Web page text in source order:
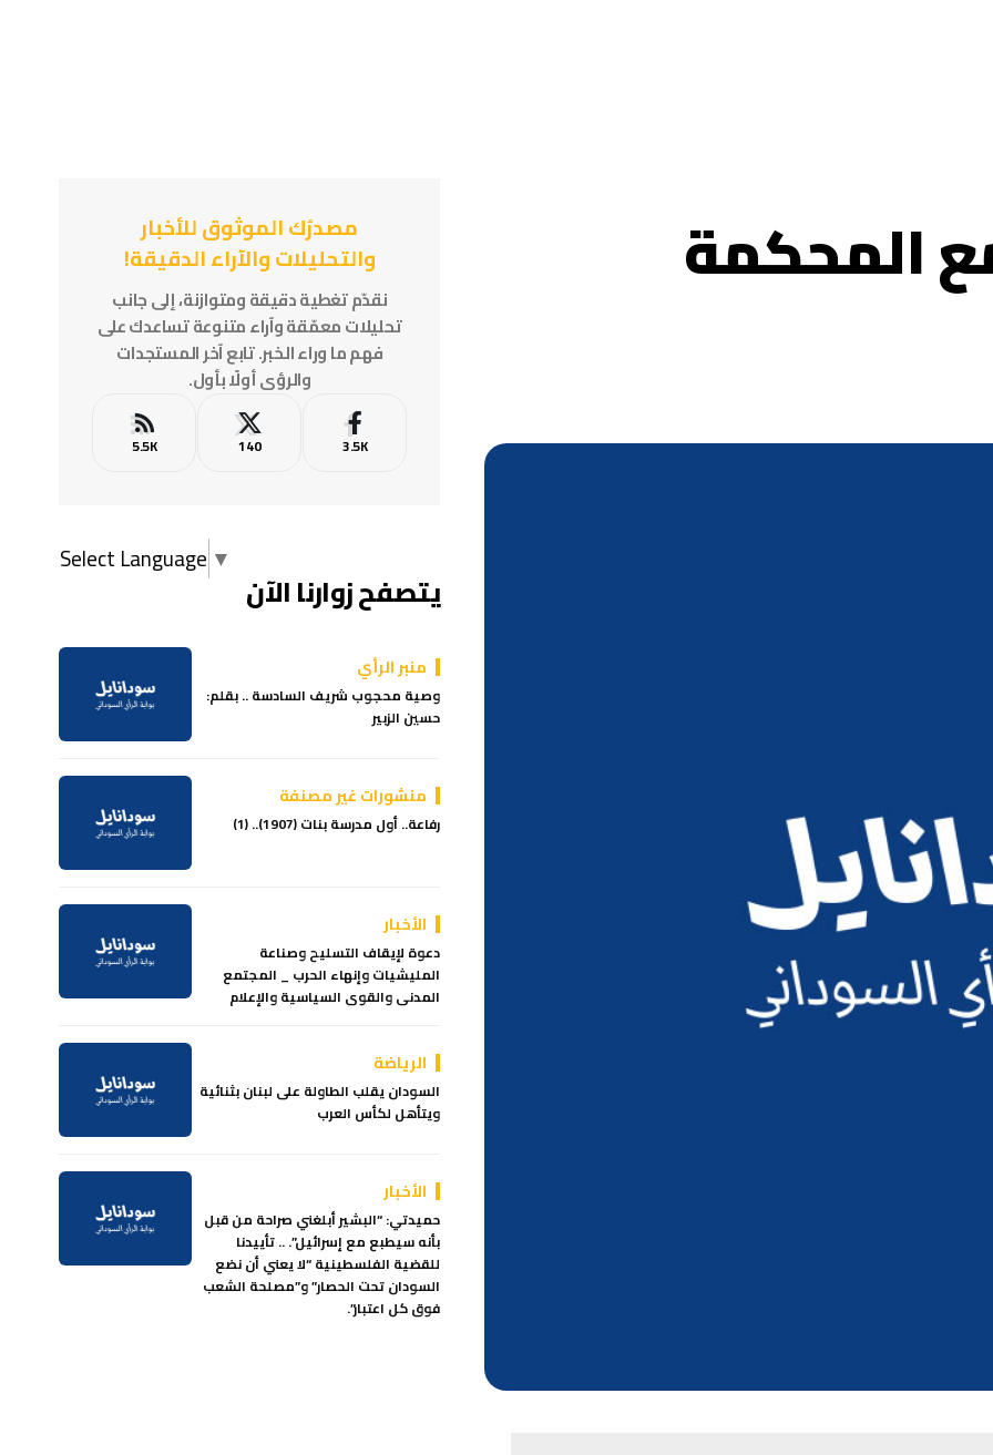
المحكمة مصدرُك الموثوق للأخبار
والتحليلات والآراء الدقيقة!
نقدّم تغطية دقيقة ومتوازنة، إلى جانب
تحليلات معمّقة وآراء متنوعة تساعدك على
فهم ما وراء الخبر. تابع آخر المستجدات
والرؤى أولًا بأول.
3.5K
140
5.5K
Select Language ▼
يتصفح زوارنا الآن
منبر الرأي
وصية محجوب شريف السادسة .. بقلم:
حسين الزبير
منشورات غير مصنفة
رفاعة.. أول مدرسة بنات (1907).. (1)
الأخبار
دعوة لإيقاف التسليح وصناعة
المليشيات وإنهاء الحرب _ المجتمع
المدنى والقوى السياسية والإعلام
الرياضة
السودان يقلب الطاولة على لبنان بثنائية
ويتأهل لكأس العرب
الأخبار
حميدتي: “البشير أبلغني صراحة من قبل
بأنه سيطبع مع إسرائيل”. .. تأييدنا
للقضية الفلسطينية “لا يعني أن نضع
السودان تحت الحصار” و”مصلحة الشعب
فوق كل اعتبار”.